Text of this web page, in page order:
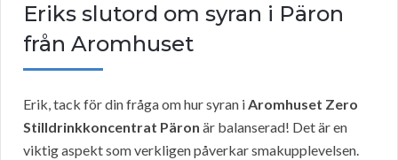
Eriks slutord om syran i Päron
från Aromhuset
Erik, tack för din fråga om hur syran iAromhuset Zero
Stilldrinkkoncentrat Päron är balanserad! Det är en
viktig aspekt som verkligen påverkar smakupplevelsen.